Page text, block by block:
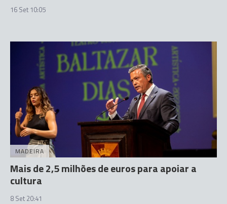
16 Set 10:05
MADEIRA
Mais de 2,5 milhões de euros para apoiar a
cultura
8 Set 20:41